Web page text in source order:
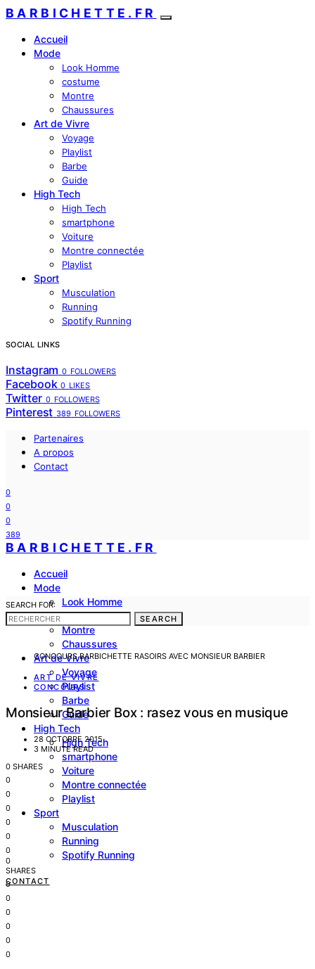
BARBICHETTE.FR
Accueil
Mode
Look Homme
costume
Montre
Chaussures
Art de Vivre
Voyage
Playlist
Barbe
Guide
High Tech
High Tech
smartphone
Voiture
Montre connectée
Playlist
Sport
Musculation
Running
Spotify Running
SOCIAL LINKS
Instagram 0 FOLLOWERS
Facebook 0 LIKES
Twitter 0 FOLLOWERS
Pinterest 389 FOLLOWERS
Partenaires
A propos
Contact
0
0
0
389
BARBICHETTE.FR
Accueil
Mode
Look Homme
costume
Montre
Chaussures
Art de Vivre
Voyage
Playlist
Barbe
Guide
High Tech
High Tech
smartphone
Voiture
Montre connectée
Playlist
Sport
Musculation
Running
Spotify Running
CONTACT
SEARCH FOR:
SEARCH
CONCOURS BARBICHETTE RASOIRS AVEC MONSIEUR BARBIER
ART DE VIVRE
CONCOURS
Monsieur Barbier Box : rasez vous en musique
28 OCTOBRE 2015
3 MINUTE READ
0 SHARES
0
0
0
0
0
0
0
SHARES
0
0
0
0
0
0